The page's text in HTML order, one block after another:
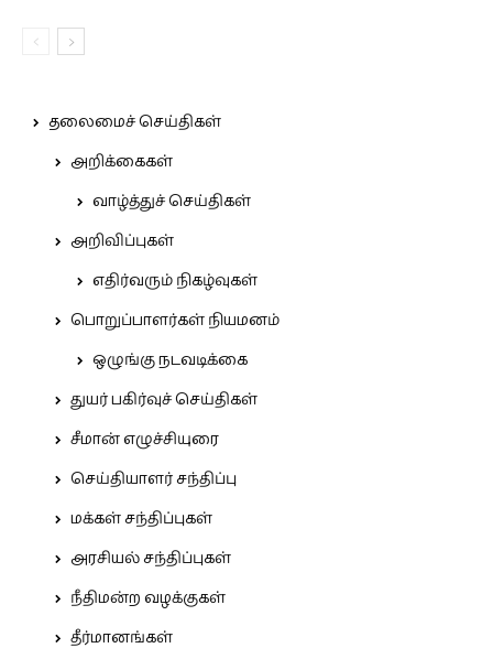
தலைமைச் செய்திகள்
அறிக்கைகள்
வாழ்த்துச் செய்திகள்
அறிவிப்புகள்
எதிர்வரும் நிகழ்வுகள்
பொறுப்பாளர்கள் நியமனம்
ஒழுங்கு நடவடிக்கை
துயர் பகிர்வுச் செய்திகள்
சீமான் எழுச்சியுரை
செய்தியாளர் சந்திப்பு
மக்கள் சந்திப்புகள்
அரசியல் சந்திப்புகள்
நீதிமன்ற வழக்குகள்
தீர்மானங்கள்